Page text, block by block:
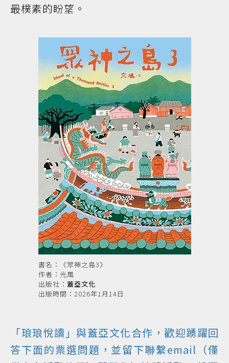
最樸素的盼望。
書名：《眾神之島3》
作者：光風
出版社： 蓋亞文化
出版時間：2026年1月14日
「琅琅悅讀」與蓋亞文化合作，歡迎踴躍回
答下面的票選問題，並留下聯繫email（僅